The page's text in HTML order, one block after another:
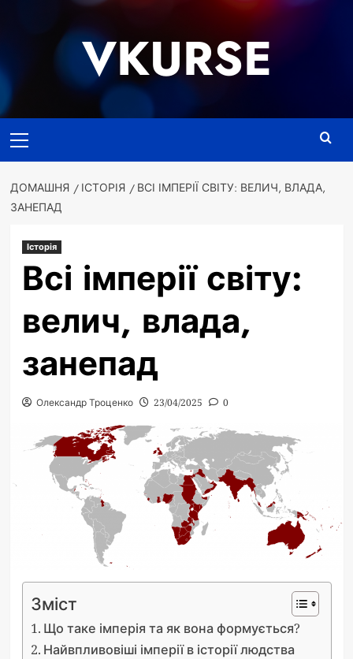
VKURSE
меню
ДОМАШНЯ ІСТОРІЯ
ВСІ ІМПЕРІЇ СВІТУ: ВЕЛИЧ, ВЛАДА,
ЗАНЕПАД
Історія
Всі імперії світу:
велич, влада,
занепад
Олександр Троценко 23/04/2025 0
Зміст
Що таке імперія та як вона формується?
Найвпливовіші імперії в історії людства